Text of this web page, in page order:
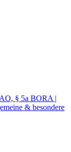
§ 5a BORA |
& besondere